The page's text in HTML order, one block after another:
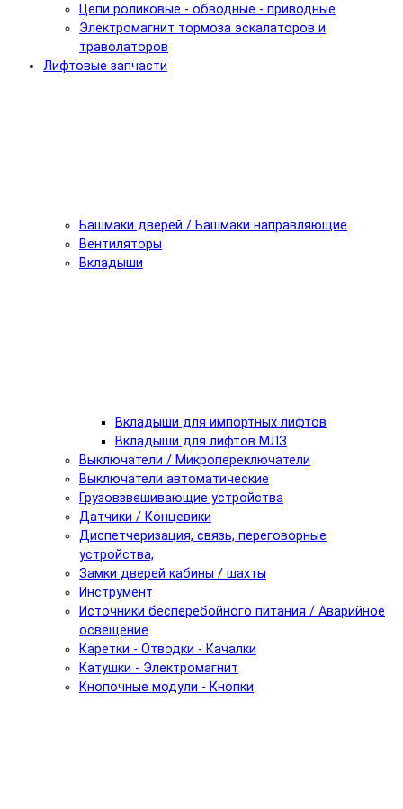
Цепи роликовые - обводные - приводные
Электромагнит тормоза эскалаторов и
траволаторов
Лифтовые запчасти
Башмаки дверей / Башмаки направляющие
Вентиляторы
Вкладыши
Вкладыши для импортных лифтов
Вкладыши для лифтов МЛЗ
Выключатели / Микропереключатели
Выключатели автоматические
Грузовзвешивающие устройства
Датчики / Концевики
Диспетчеризация, связь, переговорные
устройства,
Замки дверей кабины / шахты
Инструмент
Источники бесперебойного питания / Аварийное
освещение
Каретки - Отводки - Качалки
Катушки - Электромагнит
Кнопочные модули - Кнопки